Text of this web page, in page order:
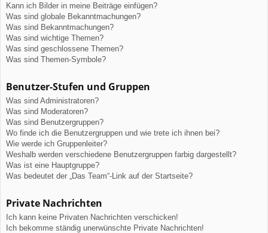
Kann ich Bilder in meine Beiträge einfügen?
Was sind globale Bekanntmachungen?
Was sind Bekanntmachungen?
Was sind wichtige Themen?
Was sind geschlossene Themen?
Was sind Themen-Symbole?
Benutzer-Stufen und Gruppen
Was sind Administratoren?
Was sind Moderatoren?
Was sind Benutzergruppen?
Wo finde ich die Benutzergruppen und wie trete ich ihnen bei?
Wie werde ich Gruppenleiter?
Weshalb werden verschiedene Benutzergruppen farbig dargestellt?
Was ist eine Hauptgruppe?
Was bedeutet der „Das Team“-Link auf der Startseite?
Private Nachrichten
Ich kann keine Privaten Nachrichten verschicken!
Ich bekomme ständig unerwünschte Private Nachrichten!